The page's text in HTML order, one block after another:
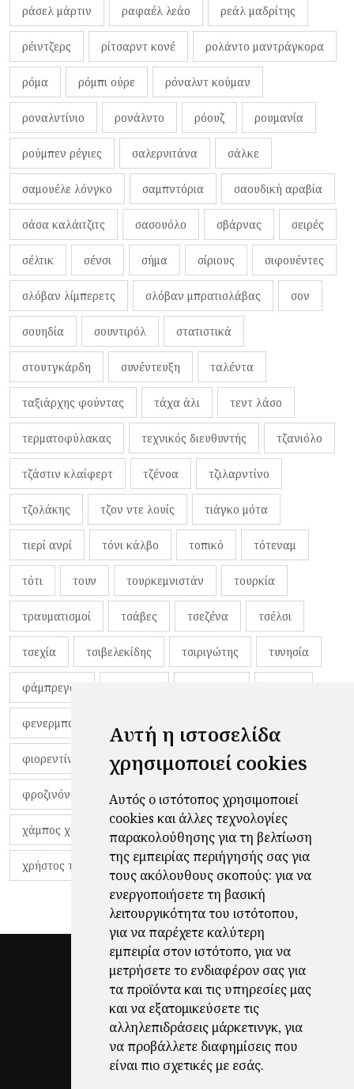
Αυτή η ιστοσελίδα
χρησιμοποιεί cookies
Αυτός ο ιστότοπος χρησιμοποιεί
cookies και άλλες τεχνολογίες
παρακολούθησης για τη βελτίωση
της εμπειρίας περιήγησής σας για
τους ακόλουθους σκοπούς: για να
ενεργοποιήσετε τη βασική
λειτουργικότητα του ιστότοπου,
για να παρέχετε καλύτερη
εμπειρία στον ιστότοπο,για να
μετρήσετε το ενδιαφέρον σας για
τα προϊόντα και τις υπηρεσίες μας
και να εξατομικεύσετε τις
αλληλεπιδράσεις μάρκετινγκ,για
να προβάλλετε διαφημίσεις που
είναι πιο σχετικές με εσάς.
ράσελ μάρτιν ραφαέλ λεάο ρεάλ μαδρίτης
ρέιντζερς ρίτσαρντ κονέ ρολάντο μαντράγκορα
ρόμα ρόμπι ούρε ρόναλντ κούμαν
ροναλντίνιο ρονάλντο ρόουζ ρουμανία
ρούμπεν ρέγιες σαλερνιτάνα σάλκε
σαμουέλε λόνγκο σαμπντόρια σαουδική αραβία
σάσα καλάιτζιτς σασουόλο σβάρνας σειρές
σέλτικ σένσι σήμα σίριους σιφουέντες
σλόβαν λίμπερετς σλόβαν μπρατισλάβας σον
σουηδία σουντιρόλ στατιστικά
στουτγκάρδη συνέντευξη ταλέντα
ταξιάρχης φούντας τάχα άλι τεντ λάσο
τερματοφύλακας τεχνικός διευθυντής τζανιόλο
τζάστιν κλαίφερτ τζένοα τζιλαρντίνο
τζολάκης τζον ντε λουίς τιάγκο μότα
τιερί ανρί τόνι κάλβο τοπικό τότεναμ
τότι τουν τουρκεμνιστάν τουρκία
τραυματισμοί τσάβες τσεζένα τσέλσι
τσεχία τσιβελεκίδης τσιριγώτης τυνησία
φάμπρεγας
φενερμπαχτσέ φερνάντο τόρες φίλαθλοι
φιορεντίνα φιρμίνο φρανκ ντε μπουρ
φροζινόνε φωκικός χαβίτο
χάμπος χαραλάμπους χάρι πότερ
χρήστος τζόλης